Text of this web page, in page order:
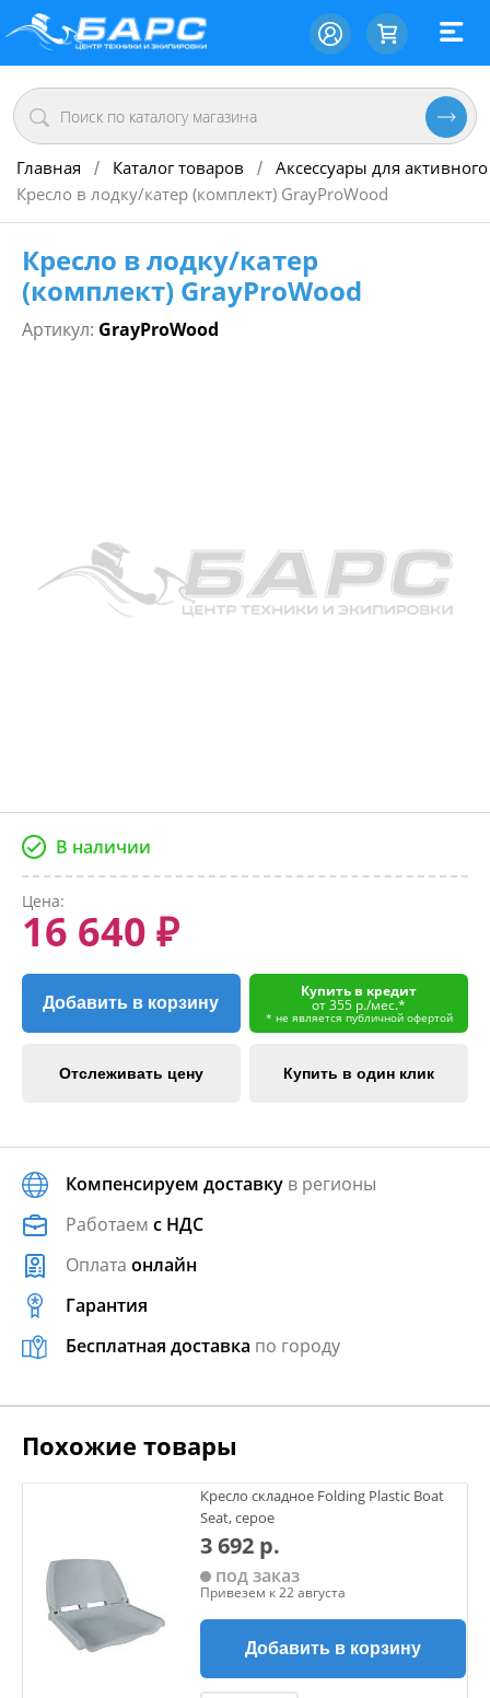
Главная / Каталог товаров / Аксессуары для
Кресло в лодку/катер (комплект) GrayProWood
Кресло в лодку/катер
(комплект) GrayProWood
Артикул: GrayProWood
В наличии
Цена:
16 640 ₽
Добавить в корзину
Купить в кредит
от 355 р./мес.*
* не является публичной офертой
Отслеживать цену Купить в один клик
Компенсируем доставку в регионы
Работаем с НДС
Оплата онлайн
Гарантия
Бесплатная доставка по городу
Похожие товары
Кресло складное Folding Plastic Boat
Seat, серое
3 692 р.
под заказ
Привезем к 22 августа
Добавить в корзину